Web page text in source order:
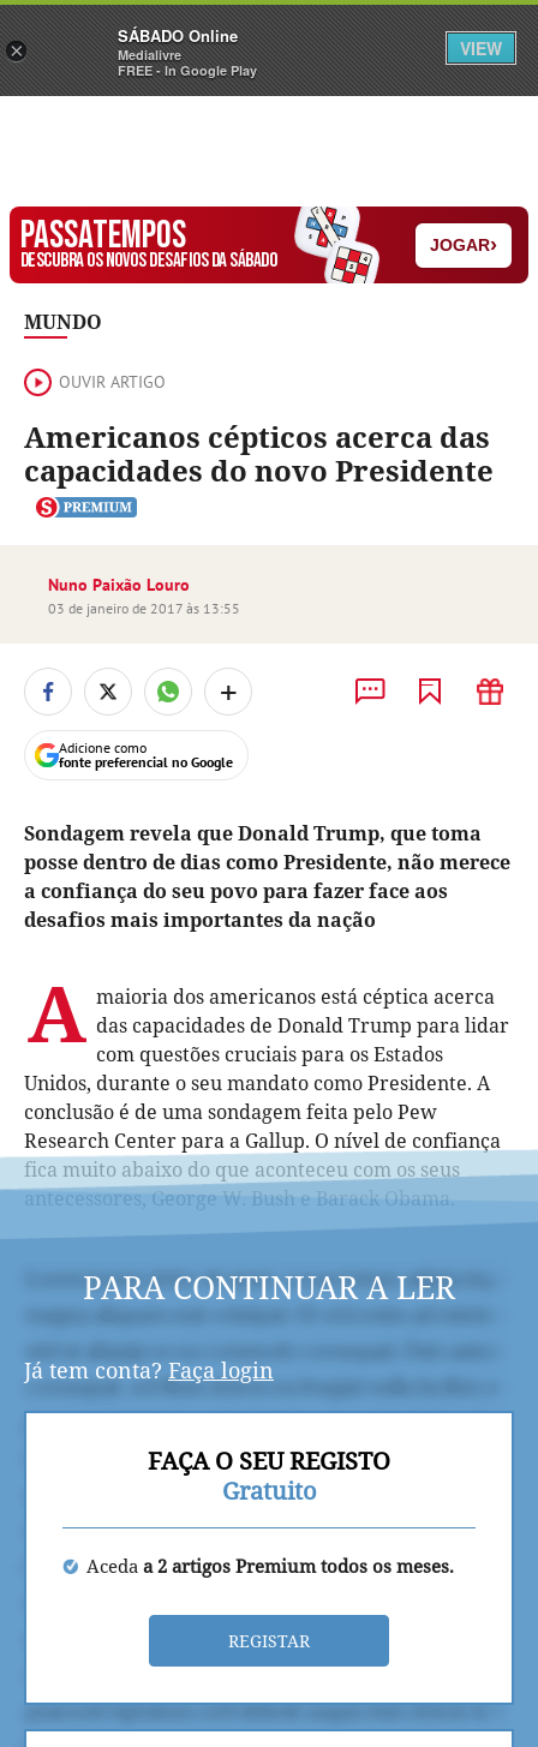
Sábado Assine Iniciar Sessão
PASSATEMPOS
DESCUBRA OS NOVOS DESAFIOS DA SÁBADO
JOGAR›
MUNDO
OUVIR ARTIGO
Americanos cépticos acerca das
capacidades do novo Presidente
Nuno Paixão Louro
03 de janeiro de 2017 às 13:55
+
Adicione como
fonte preferencial no Google
Sondagem revela que Donald Trump, que toma
posse dentro de dias como Presidente, não merece
a confiança do seu povo para fazer face aos
desafios mais importantes da nação
A maioria dos americanos está céptica acerca
das capacidades de Donald Trump para lidar
com questões cruciais para os Estados
Unidos, durante o seu mandato como Presidente. A
conclusão é de uma sondagem feita pelo Pew
Research Center para a Gallup. O nível de confiança
fica muito abaixo do que aconteceu com os seus
antecessores, George W. Bush e Barack Obama.
PARA CONTINUAR A LER
Já tem conta? Faça login
FAÇA O SEU REGISTO
Gratuito
Aceda a 2 artigos Premium todos os meses.
REGISTAR
×
SÁBADO Online
Medialivre
FREE - In Google Play
VIEW